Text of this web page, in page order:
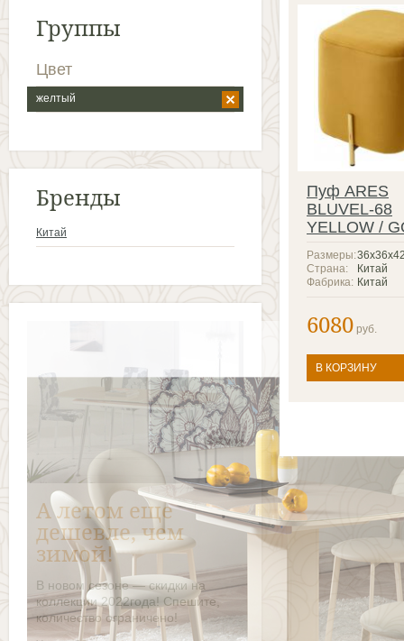
Группы
Цвет
желтый
Бренды
Китай
Пуф ARES
BLUVEL-68
YELLOW /
Размеры:
Китай
Страна:
Китай
Фабрика:
6080 руб.
В КОРЗИНУ